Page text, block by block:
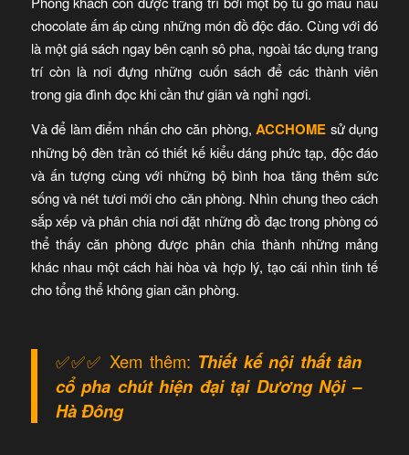
chocolate ấm áp cùng những món đồ độc đáo. Cùng với đó
là một giá sách ngay bên cạnh sô pha, ngoài tác dụng trang
trí còn là nơi đựng những cuốn sách để các thành viên
trong gia đình đọc khi cần thư giãn và nghỉ ngơi.
Và để làm điểm nhấn cho căn phòng, ACCHOME sử dụng
những bộ đèn trần có thiết kế kiểu dáng phức tạp, độc đáo
và ấn tượng cùng với những bộ bình hoa tăng thêm sức
sống và nét tươi mới cho căn phòng. Nhìn chung theo cách
sắp xếp và phân chia nơi đặt những đồ đạc trong phòng có
thể thấy căn phòng được phân chia thành những mảng
khác nhau một cách hài hòa và hợp lý, tạo cái nhìn tinh tế
cho tổng thể không gian căn phòng.
✅✅✅ Xem thêm: Thiết kế nội thất tân
cổ pha chút hiện đại tại Dương Nội –
Hà Đông